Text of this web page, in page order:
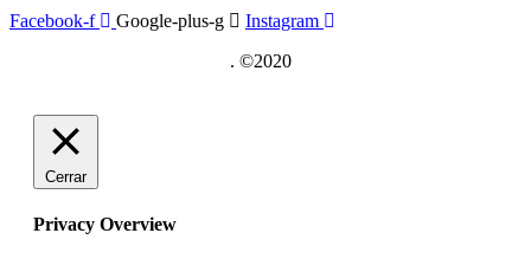
Facebook-f
Google-plus-g
Instagram
. ©2020
Cerrar
Privacy Overview